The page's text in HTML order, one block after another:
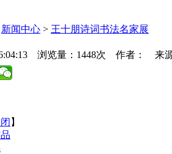
新闻中心 > 王十朋诗词书法名家展
浏览量：1448次 作者： 来
】